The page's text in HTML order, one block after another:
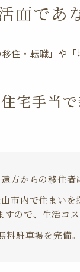
面であ
住・転職」や
宅手当
遠方からの移住者
山市内で住まい
すので、生活コ
料駐車場を完備